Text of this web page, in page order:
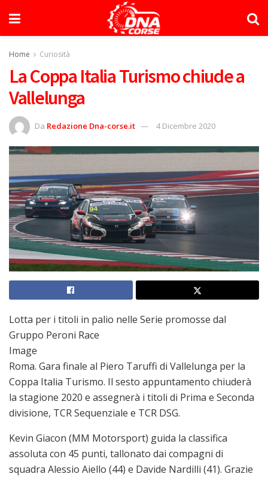
Home Curiosità
La Coppa Italia Turismo chiude a
Vallelunga
Da Redazione Dna-corse.it 4 Dicembre 2020
Lotta per i titoli in palio nelle Serie promosse dal
Gruppo Peroni Race
Image
Roma. Gara finale al Piero Taruffi di Vallelunga per la
Coppa Italia Turismo. Il sesto appuntamento chiuderà
la stagione 2020 e assegnerà i titoli di Prima e Seconda
divisione, TCR Sequenziale e TCR DSG.
Kevin Giacon (MM Motorsport) guida la classifica
assoluta con 45 punti, tallonato dai compagni di
squadra Alessio Aiello (44) e Davide Nardilli (41). Grazie